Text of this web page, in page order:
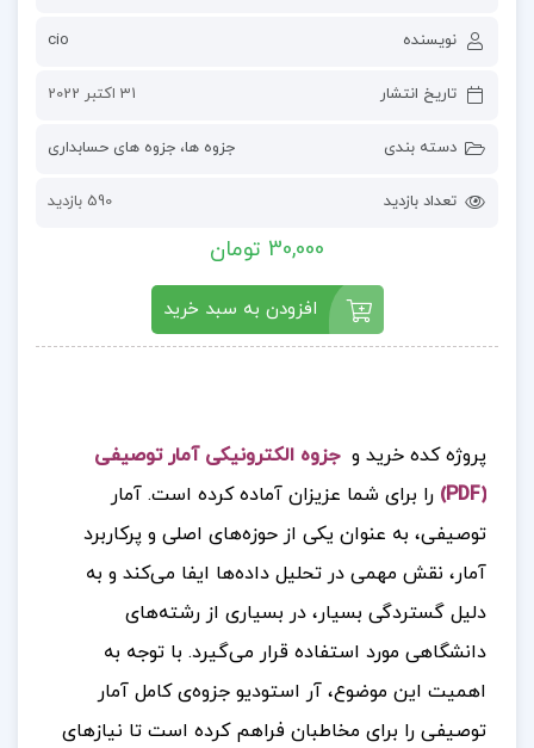
نویسنده cio
تاریخ انتشار 31 اکتبر 2022
دسته بندی جزوه ها، جزوه های حسابداری
تعداد بازدید 590 بازدید
30,000 تومان
افزودن به سبد خرید
پروژه کده خرید و جزوه الکترونیکی آمار توصیفی
(PDF)
را برای شما عزیزان آماده کرده است. آمار
توصیفی، به عنوان یکی از حوزه‌های اصلی و پرکاربرد
آمار، نقش مهمی در تحلیل داده‌ها ایفا می‌کند و به
دلیل گستردگی بسیار، در بسیاری از رشته‌های
دانشگاهی مورد استفاده قرار می‌گیرد. با توجه به
اهمیت این موضوع، آر استودیو جزوه‌ی کامل آمار
توصیفی را برای مخاطبان فراهم کرده است تا نیازهای